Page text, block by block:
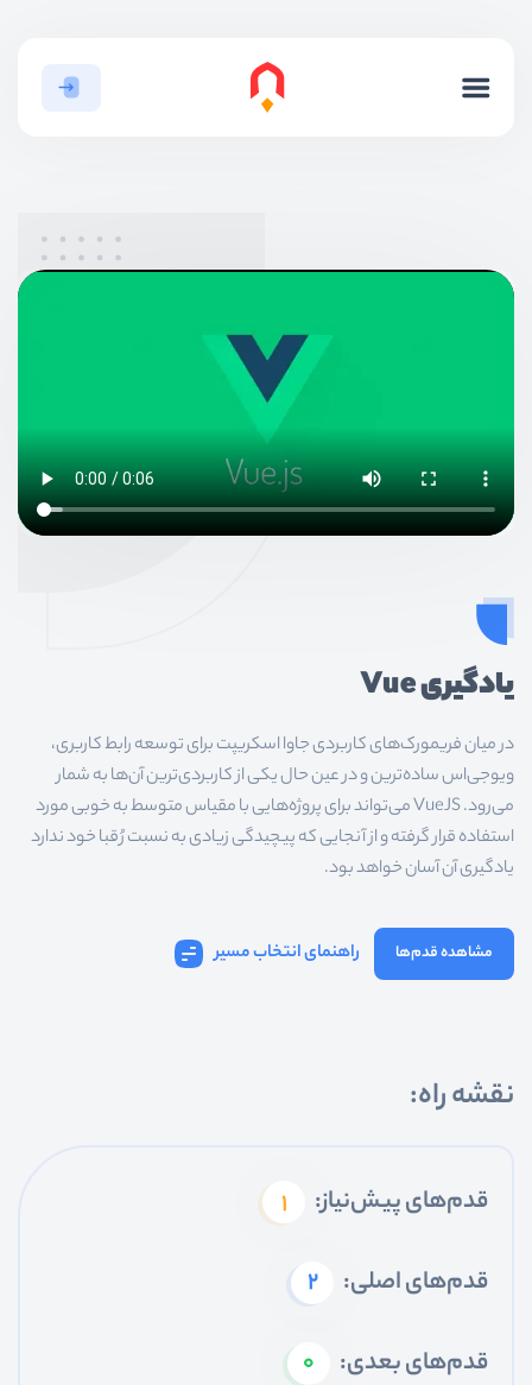
یادگیری Vue
در میان فریمورک‌های کاربردی جاوا اسکریپت برای توسعه رابط کاربری،
ویوجی‌اس ساده‌ترین و در عین حال یکی از کاربردی‌ترین آن‌ها به شمار
می‌رود. VueJS می‌تواند برای پروژه‌هایی با مقیاس متوسط به خوبی مورد
استفاده قرار گرفته و از آنجایی که پیچیدگی زیادی به نسبت رُقبا خود ندارد
یادگیری آن آسان خواهد بود.
مشاهده قدم‌ها راهنمای انتخاب مسیر
نقشه راه:
قدم‌های پیش‌نیاز:
1
قدم‌های اصلی:
2
قدم‌های بعدی: 0